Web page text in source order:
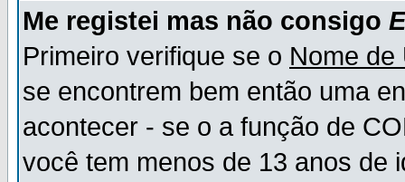
Me registei mas não consigo
Primeiro verifique se o Nome de
se encontrem bem então uma
acontecer - se o a função de
você tem menos de 13 anos de